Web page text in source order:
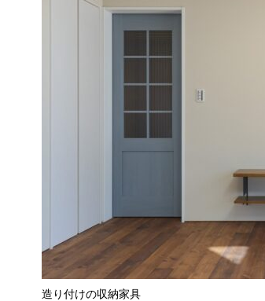
造り付けの収納家具